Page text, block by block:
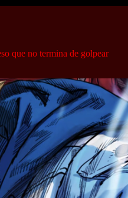
que no termina de golpear